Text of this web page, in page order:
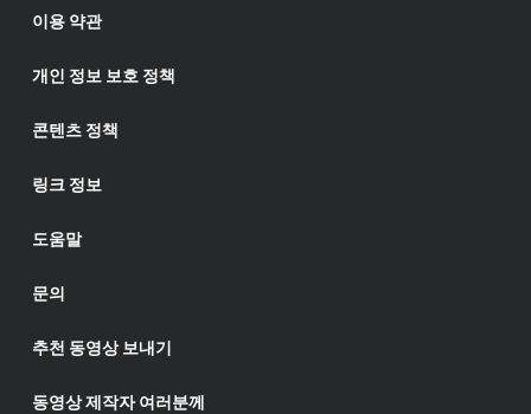
이용 약관
개인 정보 보호 정책
콘텐츠 정책
링크 정보
도움말
문의
추천 동영상 보내기
동영상 제작자 여러분께